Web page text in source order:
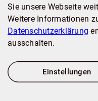
pro qm
Sie unsere Webseite
Weitere Informationen
Datenschutzerklärung
ausschalten.
Einstellungen